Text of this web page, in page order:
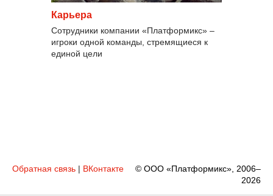
Карьера
Сотрудники компании «Платформикс» –
игроки одной команды, стремящиеся к
единой цели
Обратная связь | ВКонтакте
© ООО «Платформикс», 2006–
2026